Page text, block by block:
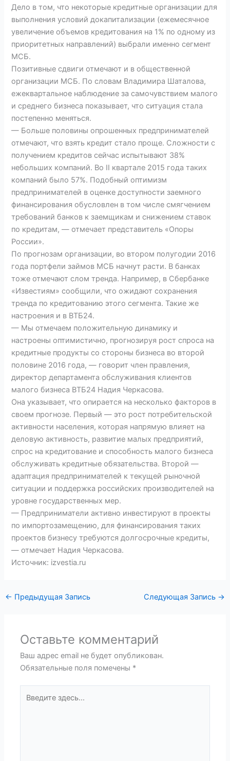
Дело в том, что некоторые кредитные организации для
выполнения условий докапитализации (ежемесячное
увеличение объемов кредитования на 1% по одному из
приоритетных направлений) выбрали именно сегмент
МСБ.
Позитивные сдвиги отмечают и в общественной
организации МСБ. По словам Владимира Шаталова,
ежеквартальное наблюдение за самочувствием малого
и среднего бизнеса показывает, что ситуация стала
постепенно меняться.
— Больше половины опрошенных предпринимателей
отмечают, что взять кредит стало проще. Сложности с
получением кредитов сейчас испытывают 38%
небольших компаний. Во II квартале 2015 года таких
компаний было 57%. Подобный оптимизм
предпринимателей в оценке доступности заемного
финансирования обусловлен в том числе смягчением
требований банков к заемщикам и снижением ставок
по кредитам, — отмечает представитель «Опоры
России».
По прогнозам организации, во втором полугодии 2016
года портфели займов МСБ начнут расти. В банках
тоже отмечают слом тренда. Например, в Сбербанке
«Известиям» сообщили, что ожидают сохранения
тренда по кредитованию этого сегмента. Такие же
настроения и в ВТБ24.
— Мы отмечаем положительную динамику и
настроены оптимистично, прогнозируя рост спроса на
кредитные продукты со стороны бизнеса во второй
половине 2016 года, — говорит член правления,
директор департамента обслуживания клиентов
малого бизнеса ВТБ24 Надия Черкасова.
Она указывает, что опирается на несколько факторов в
своем прогнозе. Первый — это рост потребительской
активности населения, которая напрямую влияет на
деловую активность, развитие малых предприятий,
спрос на кредитование и способность малого бизнеса
обслуживать кредитные обязательства. Второй —
адаптация предпринимателей к текущей рыночной
ситуации и поддержка российских производителей на
уровне государственных мер.
— Предприниматели активно инвестируют в проекты
по импортозамещению, для финансирования таких
проектов бизнесу требуются долгосрочные кредиты,
— отмечает Надия Черкасова.
Источник: izvestia.ru
← Предыдущая Запись Следующая Запись →
Оставьте комментарий
Ваш адрес email не будет опубликован.
Обязательные поля помечены *
здесь...